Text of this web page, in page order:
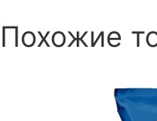
Похожие